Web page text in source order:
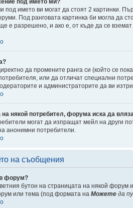
под името ви могат да стоят 2 картинки.
Под ранговата картинка би могла да
е разрешено, и ако е, от къде да се
да промените ранга си (който се
или да отличат специални
и администраторите да ви
на някой потребител, форума иска да
могат да изпращат мейл на други
анонимни потребители.
на съобщения
форум?
бутон на страницата на някой
или тема (под формата на Можете да